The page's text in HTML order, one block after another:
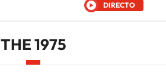
DIRECTO
THE 1975